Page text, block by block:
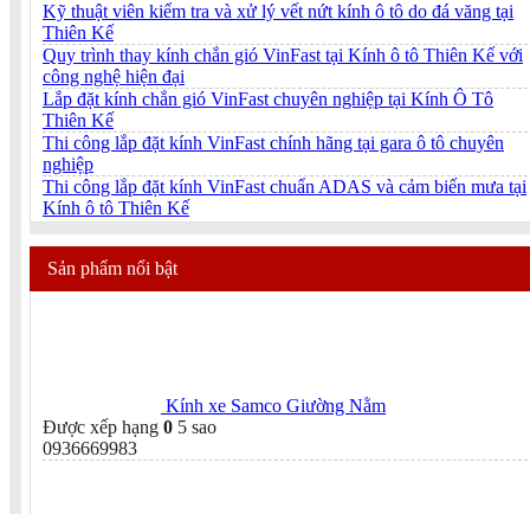
Kỹ thuật viên kiểm tra và xử lý vết nứt kính ô tô do đá văng tại
Thiên Kế
Quy trình thay kính chắn gió VinFast tại Kính ô tô Thiên Kế với
công nghệ hiện đại
Lắp đặt kính chắn gió VinFast chuyên nghiệp tại Kính Ô Tô
Thiên Kế
Thi công lắp đặt kính VinFast chính hãng tại gara ô tô chuyên
nghiệp
Thi công lắp đặt kính VinFast chuẩn ADAS và cảm biến mưa tại
Kính ô tô Thiên Kế
Sản phẩm nổi bật
Kính xe Samco Giường Nằm
Được xếp hạng 0 5 sao
0936669983